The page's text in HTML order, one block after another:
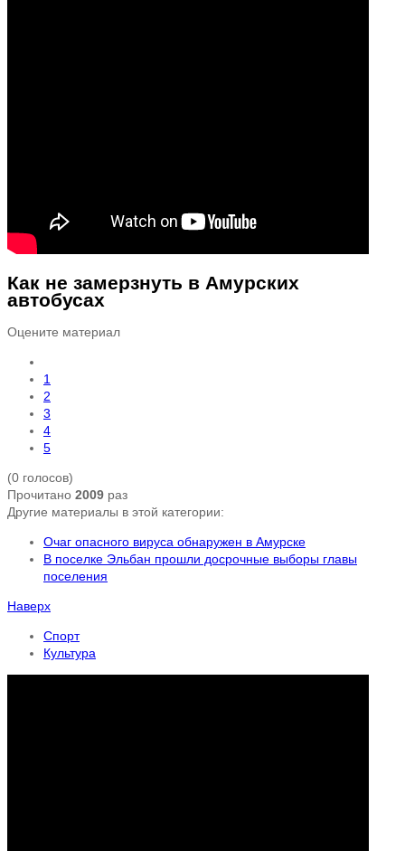
Как не замерзнуть в Амурских
автобусах
Оцените материал
1
2
3
4
5
(0 голосов)
Прочитано 2009 раз
Другие материалы в этой категории:
Очаг опасного вируса обнаружен в Амурске
В поселке Эльбан прошли досрочные выборы главы
поселения
Наверх
Спорт
Культура